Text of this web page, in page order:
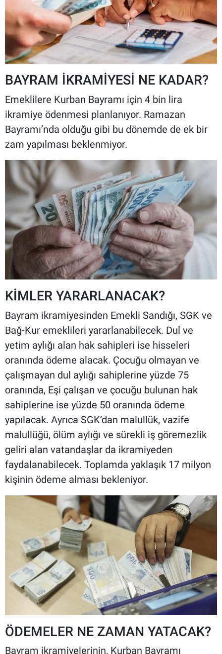
BAYRAM İKRAMİYESİ NE KADAR?
Emeklilere Kurban Bayramı için 4 bin lira
ikramiye ödenmesi planlanıyor. Ramazan
Bayramı’nda olduğu gibi bu dönemde de ek bir
zam yapılması beklenmiyor.
KİMLER YARARLANACAK?
Bayram ikramiyesinden Emekli Sandığı, SGK ve
Bağ-Kur emeklileri yararlanabilecek. Dul ve
yetim aylığı alan hak sahipleri ise hisseleri
oranında ödeme alacak. Çocuğu olmayan ve
çalışmayan dul aylığı sahiplerine yüzde 75
oranında, Eşi çalışan ve çocuğu bulunan hak
sahiplerine ise yüzde 50 oranında ödeme
yapılacak. Ayrıca SGK’dan malullük, vazife
malullüğü, ölüm aylığı ve sürekli iş göremezlik
geliri alan vatandaşlar da ikramiyeden
faydalanabilecek. Toplamda yaklaşık 17 milyon
kişinin ödeme alması bekleniyor.
ÖDEMELER NE ZAMAN YATACAK?
Bayram ikramiyelerinin, Kurban Bayramı